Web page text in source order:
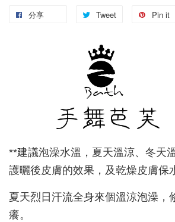
分享 Tweet Pin it
**建議泡澡水溫，夏天溫涼、冬天
護曬後皮膚的效果，及乾燥皮膚保
夏天烈日汗流全身來個溫涼泡澡，
癢。